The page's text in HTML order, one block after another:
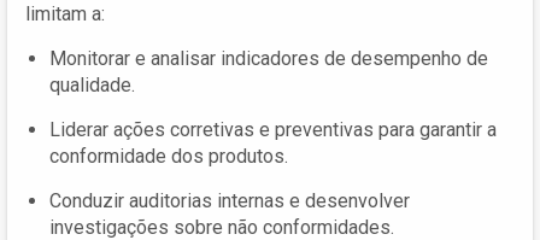
limitam a:
Monitorar e analisar indicadores de desempenho de
qualidade.
Liderar ações corretivas e preventivas para garantir a
conformidade dos produtos.
Conduzir auditorias internas e desenvolver
investigações sobre não conformidades.